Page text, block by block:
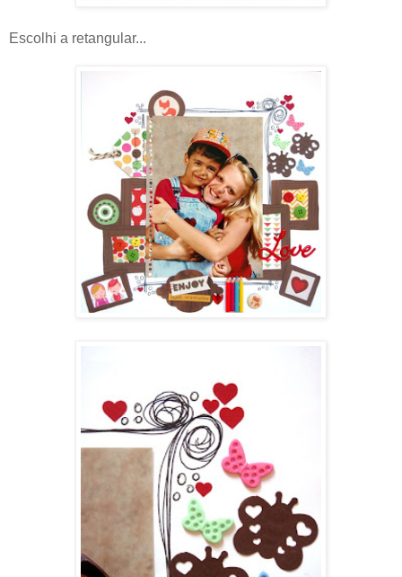
Escolhi a retangular...